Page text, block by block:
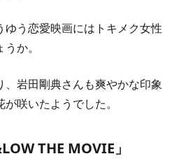
う恋愛映画にはトキメク女性
か。
岩田剛典さんも爽やかな印象
咲いたようでした。
THE MOVIE」